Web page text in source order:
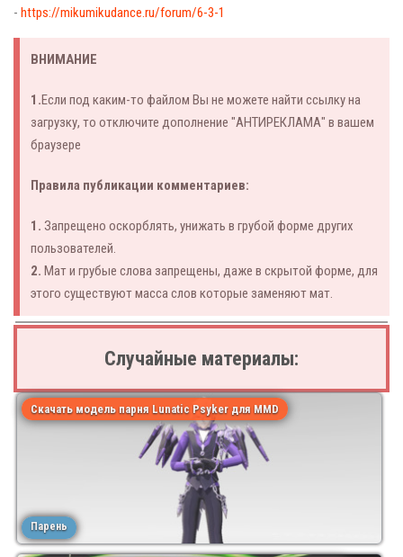
- https://mikumikudance.ru/forum/6-3-1
ВНИМАНИЕ
1.Если под каким-то файлом Вы не можете найти ссылку на
загрузку, то отключите дополнение "АНТИРЕКЛАМА" в вашем
браузере
Правила публикации комментариев:
1. Запрещено оскорблять, унижать в грубой форме других
пользователей.
2. Мат и грубые слова запрещены, даже в скрытой форме, для
этого существуют масса слов которые заменяют мат.
Случайные материалы:
Скачать модель парня Lunatic Psyker для MMD
Парень